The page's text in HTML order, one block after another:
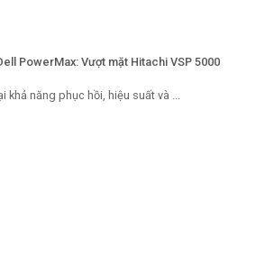
PowerMax: Vượt mặt Hitachi VSP 5000
khả năng phục hồi, hiệu suất và ...